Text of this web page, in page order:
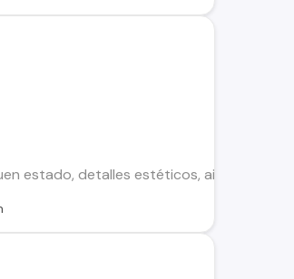
estado, detalles estéticos, aire